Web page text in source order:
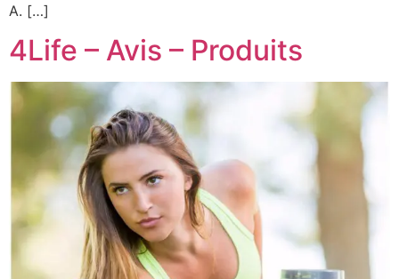
A. […]
4Life – Avis – Produits